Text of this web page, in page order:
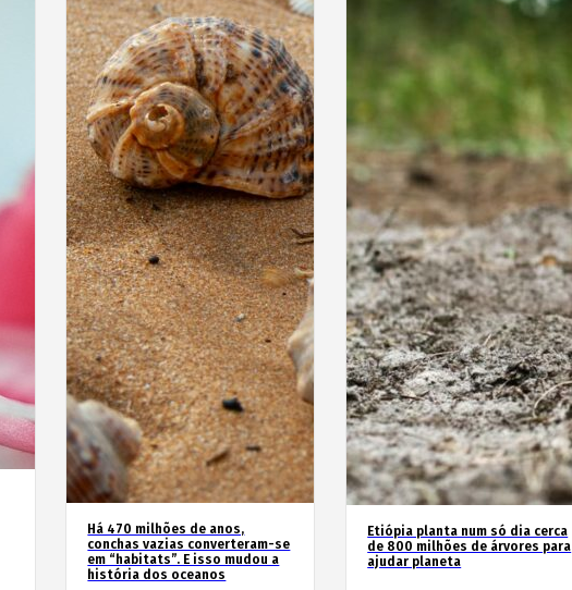
Há 470 milhões de anos,
conchas vazias converteram-se
em “habitats”. E isso mudou a
história dos oceanos
Etiópia planta num só dia cerca
de 800 milhões de árvores para
ajudar planeta